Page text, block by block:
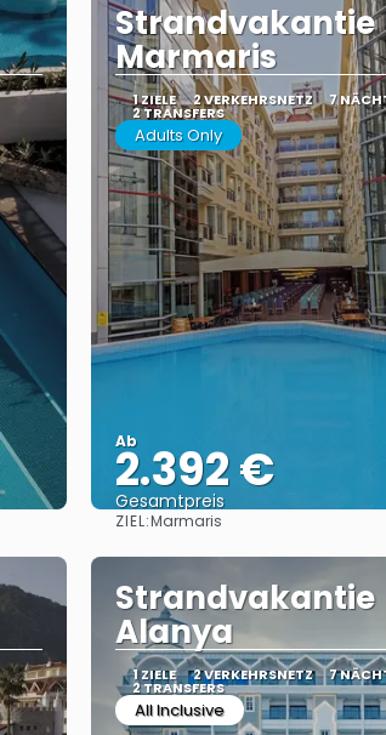
Strandvakantie
Marmaris
1 ZIELE 2 VERKEHRSNETZ 7
2 TRANSFERS
Adults Only
Ab
2.392 €
Gesamtpreis
ZIEL:Marmaris
Strandvakantie
Alanya
1 ZIELE 2 VERKEHRSNETZ 7
2 TRANSFERS
All Inclusive